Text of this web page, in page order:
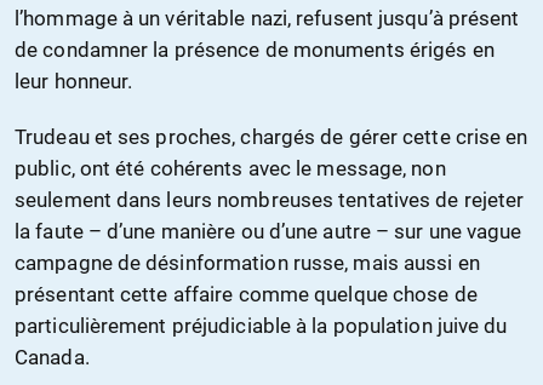
l’hommage à un véritable nazi, refusent jusqu’à présent
de condamner la présence de monuments érigés en
leur honneur.
Trudeau et ses proches, chargés de gérer cette crise en
public, ont été cohérents avec le message, non
seulement dans leurs nombreuses tentatives de rejeter
la faute – d’une manière ou d’une autre – sur une vague
campagne de désinformation russe, mais aussi en
présentant cette affaire comme quelque chose de
particulièrement préjudiciable à la population juive du
Canada.